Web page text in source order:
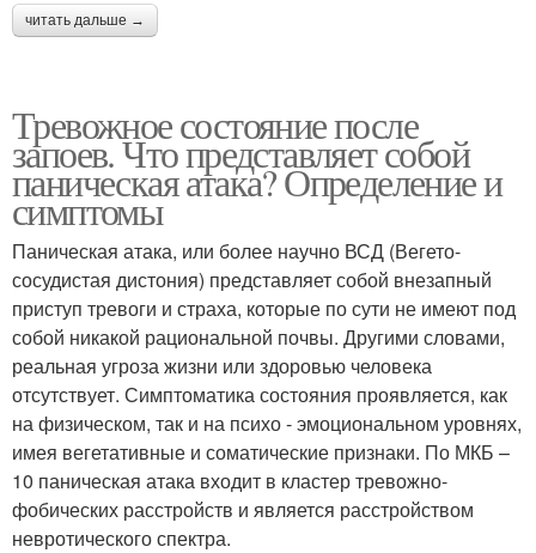
читать дальше →
Тревожное состояние после
запоев. Что представляет собой
паническая атака? Определение и
симптомы
Паническая атака, или более научно ВСД (Вегето-
сосудистая дистония) представляет собой внезапный
приступ тревоги и страха, которые по сути не имеют под
собой никакой рациональной почвы. Другими словами,
реальная угроза жизни или здоровью человека
отсутствует. Симптоматика состояния проявляется, как
на физическом, так и на психо - эмоциональном уровнях,
имея вегетативные и соматические признаки. По МКБ –
10 паническая атака входит в кластер тревожно-
фобических расстройств и является расстройством
невротического спектра.